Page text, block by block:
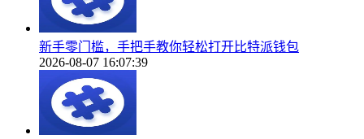
新手零门槛，手把手教你轻松打开比特派钱包
2026-08-07 16:07:39